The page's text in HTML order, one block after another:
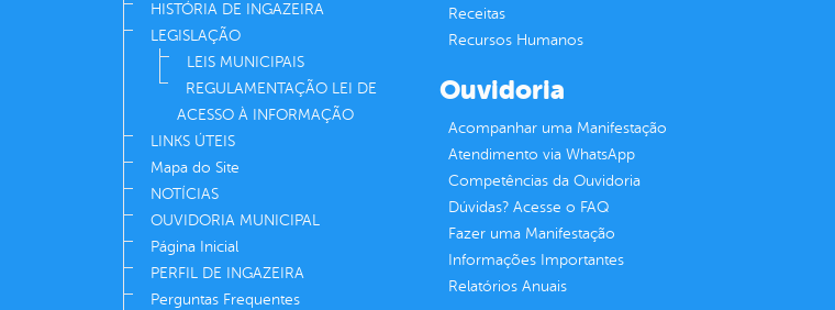
HISTÓRIA DE INGAZEIRA
LEGISLAÇÃO
LEIS MUNICIPAIS
REGULAMENTAÇÃO LEI DE
ACESSO À INFORMAÇÃO
LINKS ÚTEIS
Mapa do Site
NOTÍCIAS
OUVIDORIA MUNICIPAL
Página Inicial
PERFIL DE INGAZEIRA
Perguntas Frequentes
Receitas
Recursos Humanos
Ouvidoria
Acompanhar uma Manifestação
Atendimento via WhatsApp
Competências da Ouvidoria
Dúvidas? Acesse o FAQ
Fazer uma Manifestação
Informações Importantes
Relatórios Anuais